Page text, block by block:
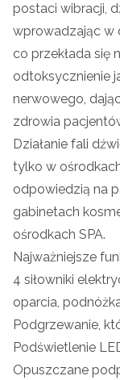
postaci wibracji,
wprowadzając w
co przekłada się
odtoksycznienie
nerwowego,
zdrowia
Działanie fali
tylko w
odpowiedzią na
gabinetach
ośrodkach SPA.
Najważniejsze
4 siłowniki
oparcia,
Podgrzewanie,
Podświetlenie
Opuszczane